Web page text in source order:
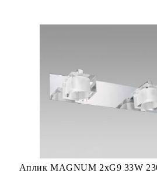
Аплик MAGNUM 2xG9 33W